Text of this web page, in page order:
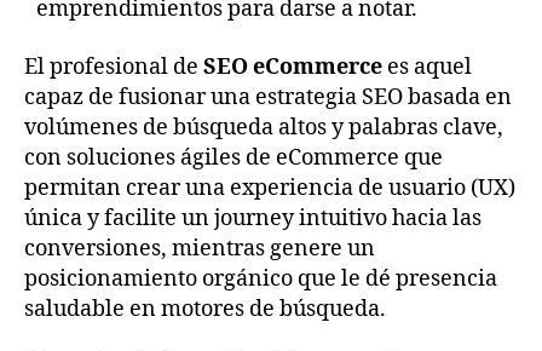
emprendimientos para darse a notar.
El profesional de SEO eCommerce es aquel
capaz de fusionar una estrategia SEO basada en
volúmenes de búsqueda altos y palabras clave,
con soluciones ágiles de eCommerce que
permitan crear una experiencia de usuario (UX)
única y facilite un journey intuitivo hacia las
conversiones, mientras genere un
posicionamiento orgánico que le dé presencia
saludable en motores de búsqueda.